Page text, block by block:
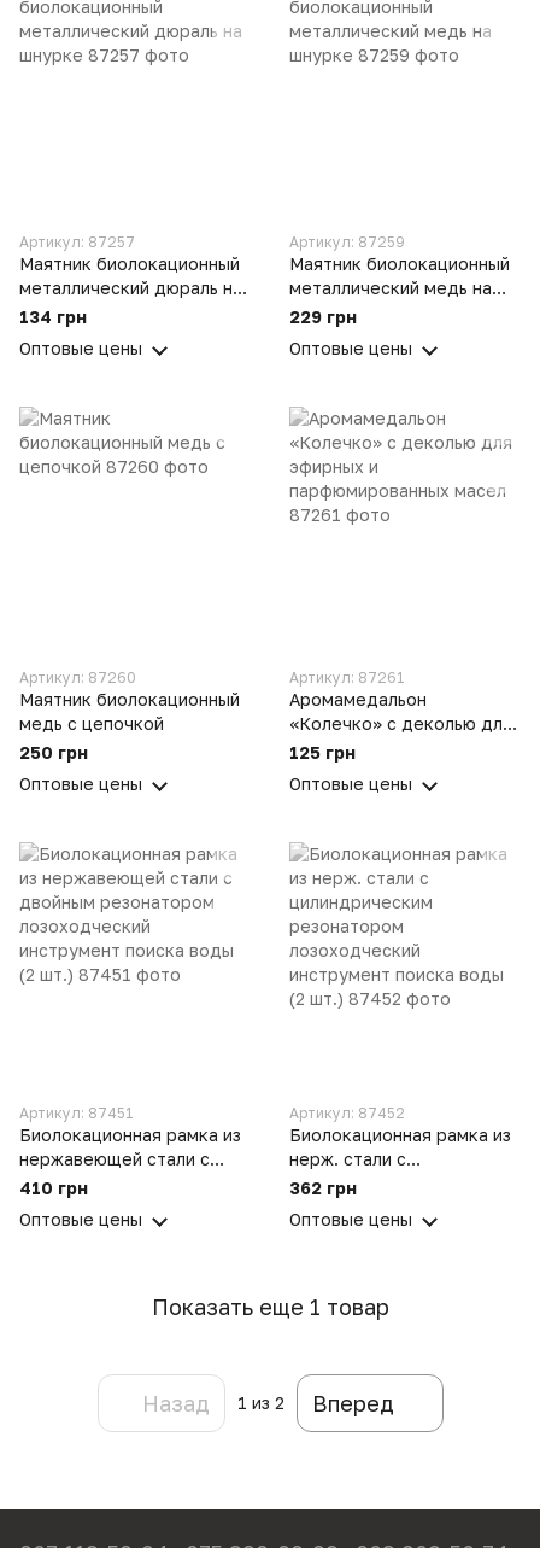
Артикул: 87257
Маятник биолокационный
металлический дюраль на
шнурке
134 грн
Оптовые цены
Артикул: 87259
Маятник биолокационный
металлический медь на
шнурке
229 грн
Оптовые цены
Артикул: 87260
Маятник биолокационный
медь с цепочкой
250 грн
Оптовые цены
Артикул: 87261
Аромамедальон
«Колечко» с деколью для
эфирных и
125 грн
Оптовые цены
Артикул: 87451
Биолокационная рамка из
нержавеющей стали с
двойным резонатором
инструмент поиска воды
410 грн
Оптовые цены
Артикул: 87452
Биолокационная рамка из
нерж. стали с
цилиндрическим
лозоходческий
362 грн
Оптовые цены
Показать еще 1 товар
Назад 1 из 2 Вперед